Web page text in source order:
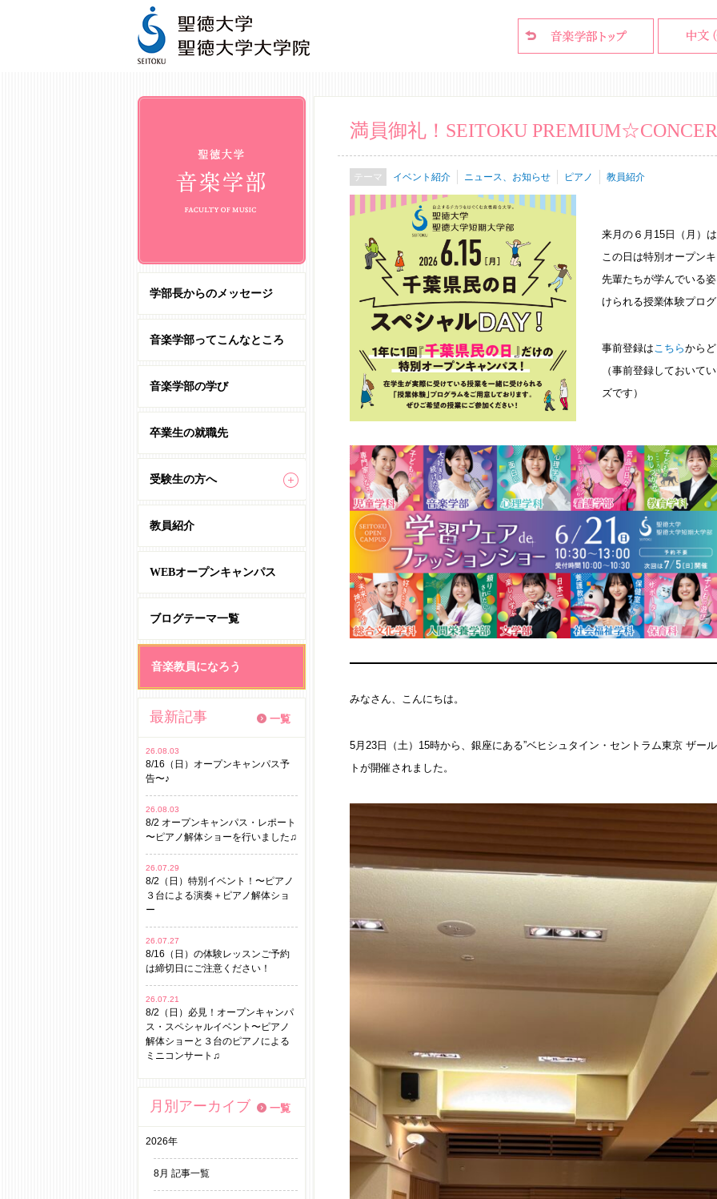
学部長からのメッセージ
音楽学部ってこんなところ
音楽学部の学び
卒業生の就職先
受験生の方へ
教員紹介
WEBオープンキャンパス
ブログテーマ一覧
音楽教員になろう
最新記事 一覧
26.08.03
8/16（日）オープンキャンパス予
告〜♪
26.08.03
8/2 オープンキャンパス・レポート
〜ピアノ解体ショーを行いました♫
26.07.29
8/2（日）特別イベント！〜ピアノ
３台による演奏＋ピアノ解体ショ
ー
26.07.27
8/16（日）の体験レッスンご予約
は締切日にご注意ください！
26.07.21
8/2（日）必見！オープンキャンパ
ス・スペシャルイベント〜ピアノ
解体ショーと３台のピアノによる
ミニコンサート♫
月別アーカイブ 一覧
2026年
8月 記事一覧
満員御礼！SEITOKU
イベント紹介 ニュース、お知らせ ピアノ 教員紹介
来月の６月15日（月）
この日は特別オープン
先輩たちが学んでいる
けられる授業体験プロ
事前登録は こちらから
（事前登録しておいて
ズです）
みなさん、こんにちは。
5月23日（土）15時から、銀座にある”ベヒシュタイン・セントラム東京 ザー
トが開催されました。